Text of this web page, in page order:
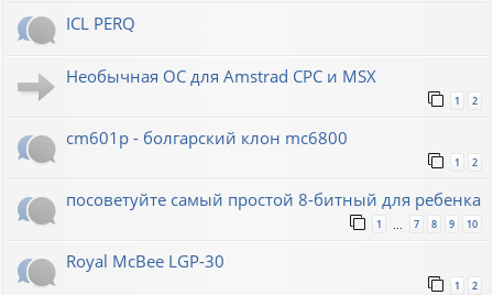
ICL PERQ
Необычная ОС для Amstrad CPC и MSX
1 2
cm601p - болгарский клон mc6800
1 2
посоветуйте самый простой 8-битный для ребенка
1 … 7 8 9 10
Royal McBee LGP-30
1 2